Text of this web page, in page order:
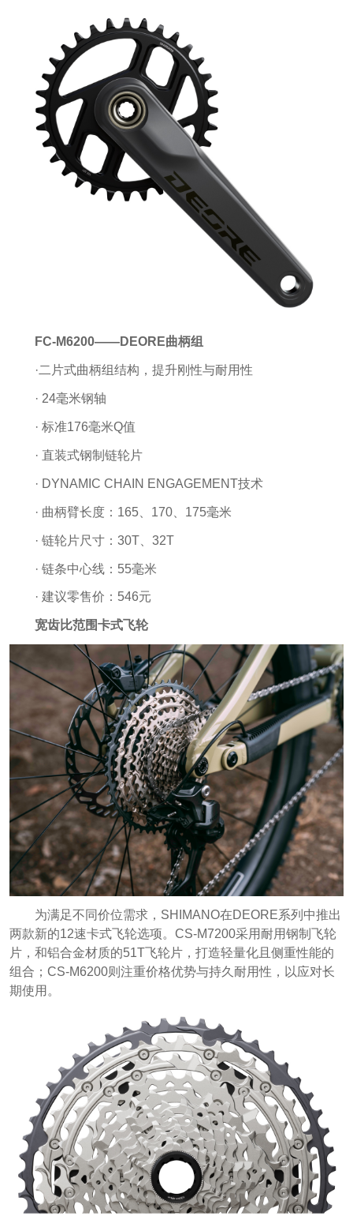
FC-M6200——DEORE曲柄组
·二片式曲柄组结构，提升刚性与耐用性
· 24毫米钢轴
· 标准176毫米Q值
· 直装式钢制链轮片
· DYNAMIC CHAIN ENGAGEMENT技术
· 曲柄臂长度：165、170、175毫米
· 链轮片尺寸：30T、32T
· 链条中心线：55毫米
· 建议零售价：546元
宽齿比范围卡式飞轮
为满足不同价位需求，SHIMANO在DEORE系列中推出
两款新的12速卡式飞轮选项。CS-M7200采用耐用钢制飞轮
片，和铝合金材质的51T飞轮片，打造轻量化且侧重性能的
组合；CS-M6200则注重价格优势与持久耐用性，以应对长
期使用。